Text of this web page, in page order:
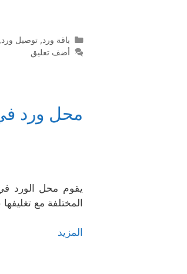
التصنيفات
باقة ورد, توصيل ورد,
أضف تعليق
محل ورد
يقوم محل الورد في
المختلفة مع
المزيد